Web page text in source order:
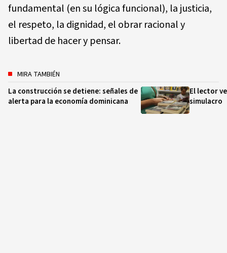
fundamental (en su lógica funcional), la justicia,
el respeto, la dignidad, el obrar racional y
libertad de hacer y pensar.
MIRA TAMBIÉN
La construcción se detiene: señales de
alerta para la economía dominicana
El lector
simulacro